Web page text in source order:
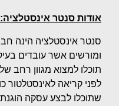
אודות סנטר אינסטלציה:
סנטר אינסטלציה הינה
ומורשים אשר עובדים
תוכלו למצוא מגוון רחב
לפני קריאה לאינסטלטור
שתוכלו לבצע עסקה